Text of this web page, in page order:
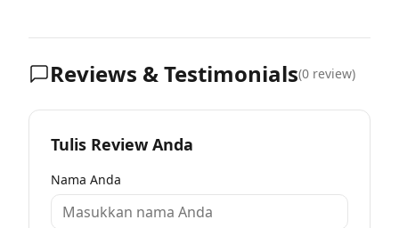
Reviews & Testimonials(0 review)
Tulis Review Anda
Nama Anda